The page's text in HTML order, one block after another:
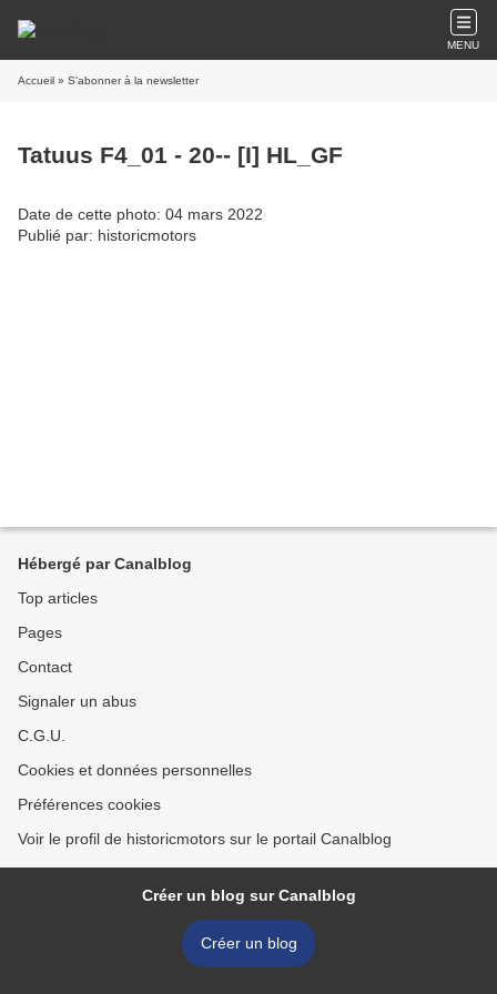
MENU
Accueil » S'abonner à la newsletter
Tatuus F4_01 - 20-- [I] HL_GF
Date de cette photo: 04 mars 2022
Publié par: historicmotors
Hébergé par Canalblog
Top articles
Pages
Contact
Signaler un abus
C.G.U.
Cookies et données personnelles
Préférences cookies
Voir le profil de historicmotors sur le portail Canalblog
Créer un blog sur Canalblog
Créer un blog